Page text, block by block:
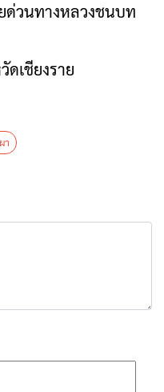
ด่วนทางหลวงชนบท
เชียงราย
า